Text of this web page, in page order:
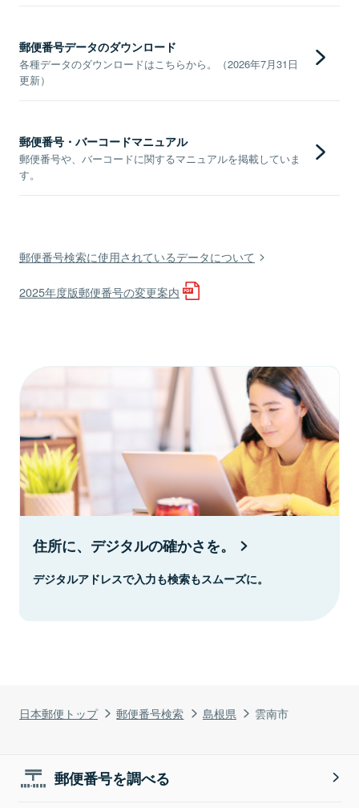
日本郵便トップ 郵便番号検索 島根県 雲南市
郵便番号データのダウンロード
各種データのダウンロードはこちらから。（2026年7月31日
更新）
郵便番号・バーコードマニュアル
郵便番号や、バーコードに関するマニュアルを掲載していま
す。
郵便番号検索に使用されているデータについて
2025年度版郵便番号の変更案内
住所に、デジタルの確かさを。
デジタルアドレスで入力も検索もスムーズに。
郵便番号を調べる